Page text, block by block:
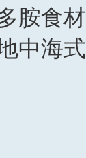
胺食材
中海式